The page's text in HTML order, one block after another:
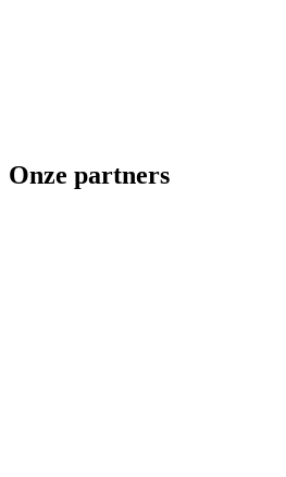
Onze partners